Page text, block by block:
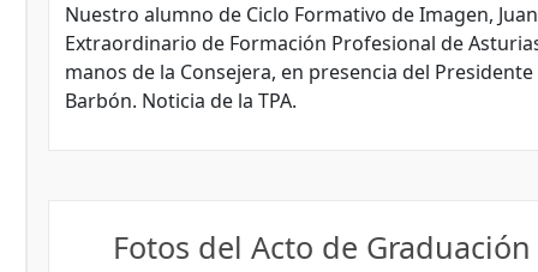
Nuestro alumno de Ciclo Formativo de Imagen,
Extraordinario de Formación Profesional de
manos de la Consejera, en presencia del
Barbón. Noticia de la TPA.
Fotos del Acto de Graduación